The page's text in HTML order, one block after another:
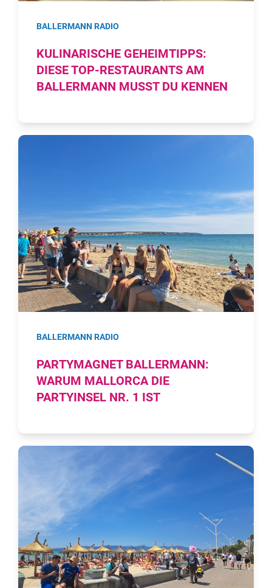
BALLERMANN RADIO
KULINARISCHE GEHEIMTIPPS:
DIESE TOP-RESTAURANTS AM
BALLERMANN MUSST DU KENNEN
BALLERMANN RADIO
PARTYMAGNET BALLERMANN:
WARUM MALLORCA DIE
PARTYINSEL NR. 1 IST